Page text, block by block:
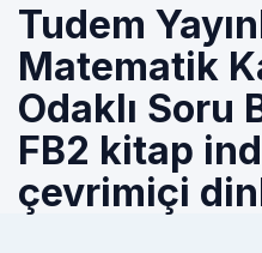
Tudem
Matematik
Odaklı Soru
FB2 kitap
çevrimiçi